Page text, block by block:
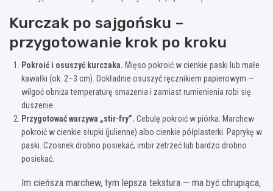
Kurczak po sajgońsku –
przygotowanie krok po kroku
Pokroić i osuszyć kurczaka. Mięso pokroić w cienkie paski lub małe
kawałki (ok. 2–3 cm). Dokładnie osuszyć ręcznikiem papierowym —
wilgoć obniża temperaturę smażenia i zamiast rumienienia robi się
duszenie.
Przygotować warzywa „stir-fry”. Cebulę pokroić w piórka. Marchew
pokroić w cienkie słupki (julienne) albo cienkie półplasterki. Paprykę w
paski. Czosnek drobno posiekać, imbir zetrzeć lub bardzo drobno
posiekać.
Im cieńsza marchew, tym lepsza tekstura — ma być chrupiąca,